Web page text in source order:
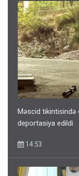
Məscid tikintisində
deportasiya edildi
14:53